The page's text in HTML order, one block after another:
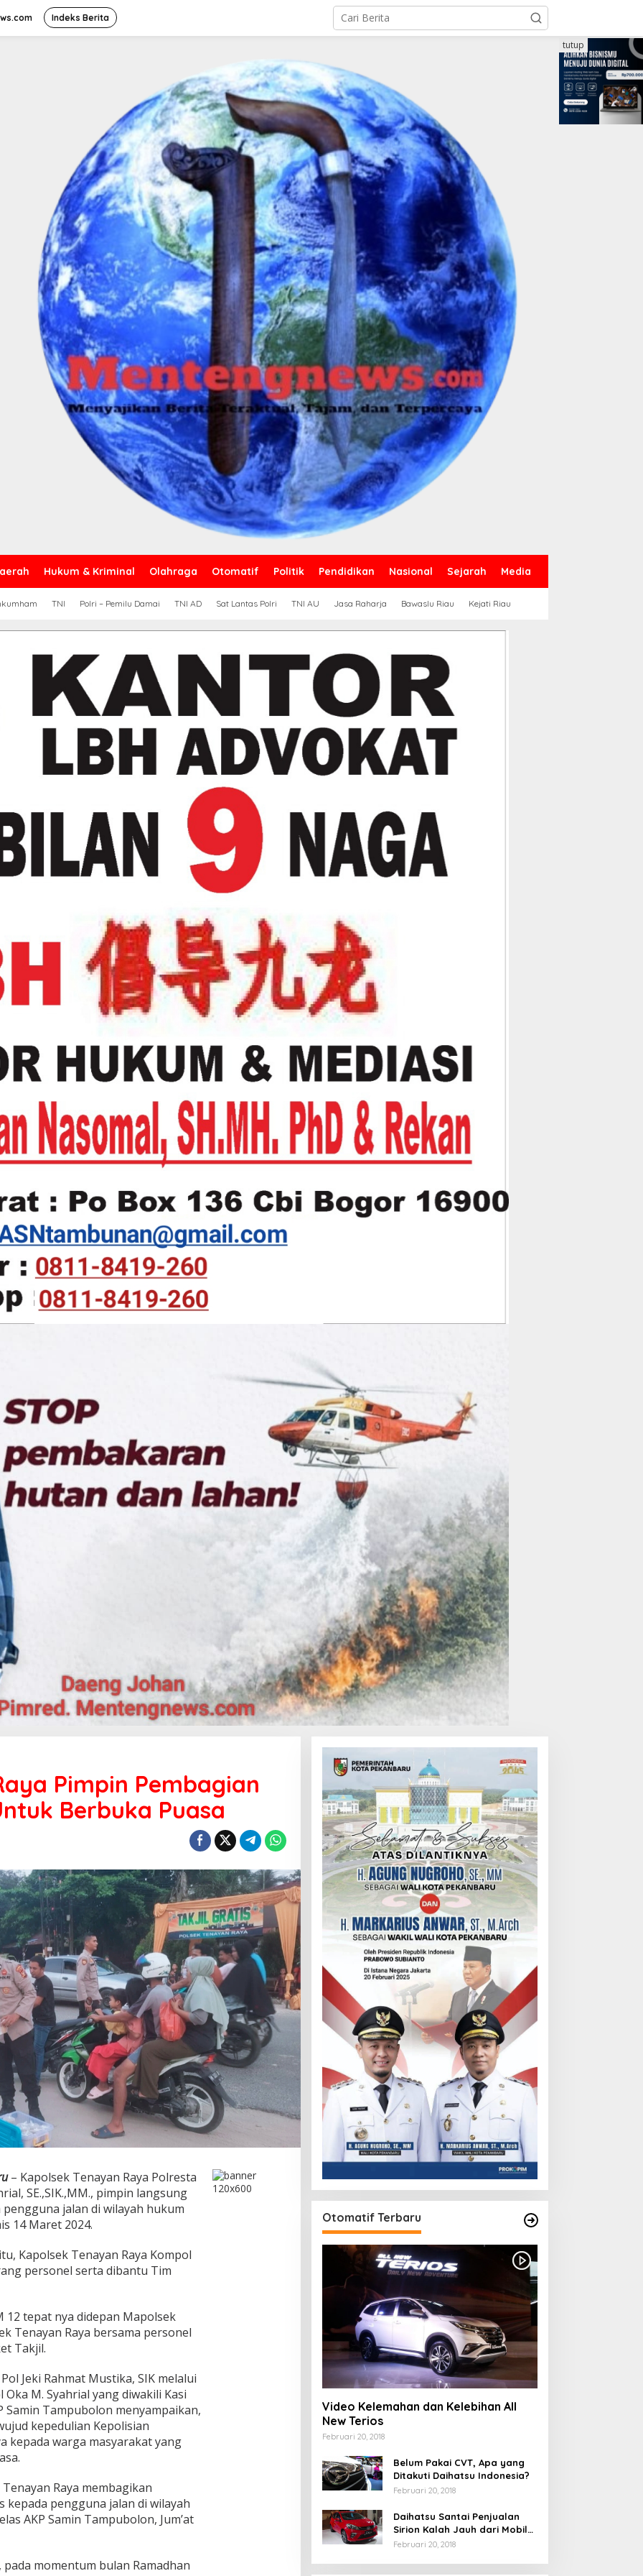
Indeks Berita
Hukum & Kriminal Olahraga Otomatif Politik Pendidikan Nasional Sejarah Media
TNI Polri – Pemilu Damai TNI AD Sat Lantas Polri TNI AU Jasa Raharja Bawaslu Riau Kejati Riau
tutup
Pimpin Pembagian
Berbuka Puasa
– Kapolsek Tenayan Raya Polresta
SE.,SIK.,MM., pimpin langsung
jalan di wilayah hukum
14 Maret 2024.
Kapolsek Tenayan Raya Kompol
personel serta dibantu Tim
12 tepat nya didepan Mapolsek
Tenayan Raya bersama personel
Takjil.
Jeki Rahmat Mustika, SIK melalui
M. Syahrial yang diwakili Kasi
Samin Tampubolon menyampaikan,
kepedulian Kepolisian
kepada warga masyarakat yang
Raya membagikan
kepada pengguna jalan di wilayah
AKP Samin Tampubolon, Jum’at
momentum bulan Ramadhan
Otomatif Terbaru
Video Kelemahan dan Kelebihan All
New Terios
Februari 20, 2018
Belum Pakai CVT, Apa yang
Ditakuti Daihatsu Indonesia?
Februari 20, 2018
Daihatsu Santai Penjualan
Sirion Kalah Jauh dari Mobil
LCGC
Februari 20, 2018